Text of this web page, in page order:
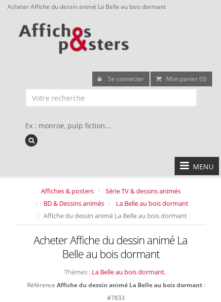
Acheter Affiche du dessin animé La Belle au bois dormant
Se connecter Mon panier (0)
Ex : monroe, pulp fiction...
MENU
Affiches & posters
Série TV & dessins animés
BD & Dessins animés
La Belle au bois dormant
Affiche du dessin animé La Belle au bois dormant
Acheter Affiche du dessin animé La
Belle au bois dormant
Thèmes : La Belle au bois dormant,
Référence Affiche du dessin animé La Belle au bois dormant :
#7833